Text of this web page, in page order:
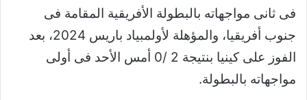
فى ثانى مواجهاته بالبطولة الأفريقية المقامة فى
جنوب أفريقيا، والمؤهلة لأولمبياد باريس 2024، بعد
الفوز على كينيا بنتيجة 2 /0 أمس الأحد فى أولى
مواجهاته بالبطولة.